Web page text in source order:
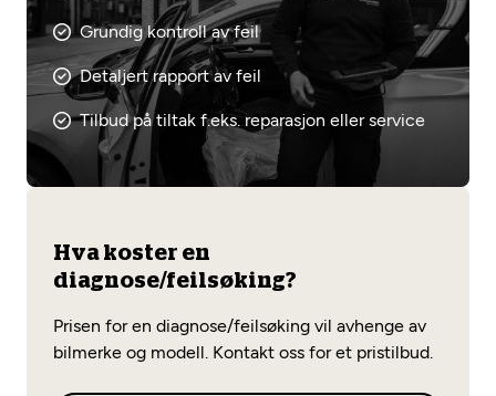
Grundig kontroll av feil
Detaljert rapport av feil
Tilbud på tiltak f.eks. reparasjon eller service
Hva koster en
diagnose/feilsøking?
Prisen for en diagnose/feilsøking vil avhenge av
bilmerke og modell. Kontakt oss for et pristilbud.